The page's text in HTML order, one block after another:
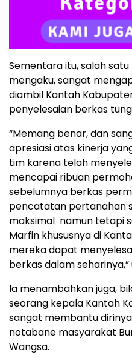
Sementara itu, salah
mengaku, sangat
diambil Kantah
penyelesaian berkas
“Memang benar, dan
apresiasi atas kinerja
tim karena telah
mencapai ribuan
sebelumnya berkas
pencatatan pertanahan
maksimal namun tetapi
Marfin khususnya di
mereka dapat
berkas dalam
Ia menambahkan juga,
seorang kepala Kantah
sangat membantu
notabane masyarakat
Wangsa.